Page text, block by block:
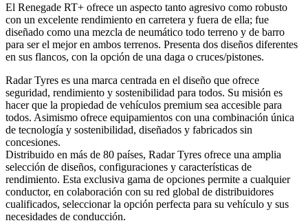
El Renegade RT+ ofrece un aspecto tanto agresivo como robusto
con un excelente rendimiento en carretera y fuera de ella; fue
diseñado como una mezcla de neumático todo terreno y de barro
para ser el mejor en ambos terrenos. Presenta dos diseños diferentes
en sus flancos, con la opción de una daga o cruces/pistones.
Radar Tyres es una marca centrada en el diseño que ofrece
seguridad, rendimiento y sostenibilidad para todos. Su misión es
hacer que la propiedad de vehículos premium sea accesible para
todos. Asimismo ofrece equipamientos con una combinación única
de tecnología y sostenibilidad, diseñados y fabricados sin
concesiones.
Distribuido en más de 80 países, Radar Tyres ofrece una amplia
selección de diseños, configuraciones y características de
rendimiento. Esta exclusiva gama de opciones permite a cualquier
conductor, en colaboración con su red global de distribuidores
cualificados, seleccionar la opción perfecta para su vehículo y sus
necesidades de conducción.